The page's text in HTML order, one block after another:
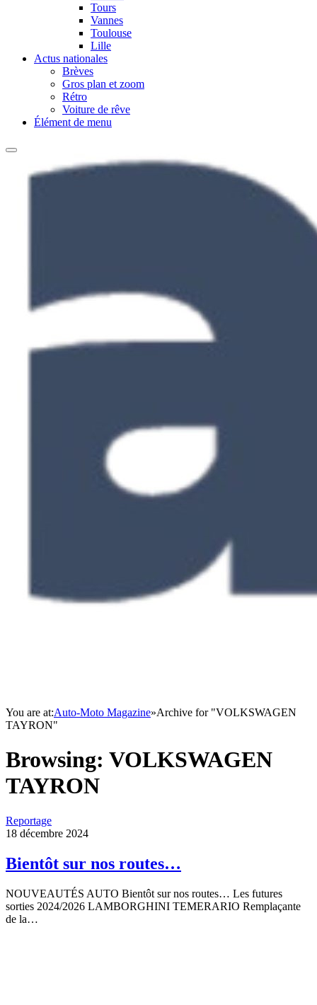
Tours
Vannes
Toulouse
Lille
Actus nationales
Brèves
Gros plan et zoom
Rétro
Voiture de rêve
Élément de menu
You are at:Auto-Moto Magazine»Archive for "VOLKSWAGEN
TAYRON"
Browsing: VOLKSWAGEN
TAYRON
Reportage
18 décembre 2024
Bientôt sur nos routes…
NOUVEAUTÉS AUTO Bientôt sur nos routes… Les futures
sorties 2024/2026 LAMBORGHINI TEMERARIO Remplaçante
de la…